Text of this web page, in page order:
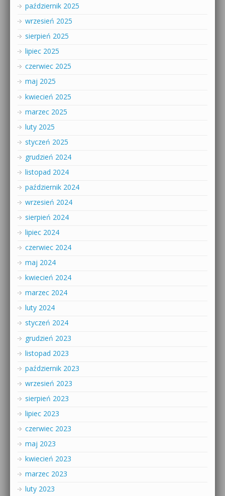
październik 2025
wrzesień 2025
sierpień 2025
lipiec 2025
czerwiec 2025
maj 2025
kwiecień 2025
marzec 2025
luty 2025
styczeń 2025
grudzień 2024
listopad 2024
październik 2024
wrzesień 2024
sierpień 2024
lipiec 2024
czerwiec 2024
maj 2024
kwiecień 2024
marzec 2024
luty 2024
styczeń 2024
grudzień 2023
listopad 2023
październik 2023
wrzesień 2023
sierpień 2023
lipiec 2023
czerwiec 2023
maj 2023
kwiecień 2023
marzec 2023
luty 2023